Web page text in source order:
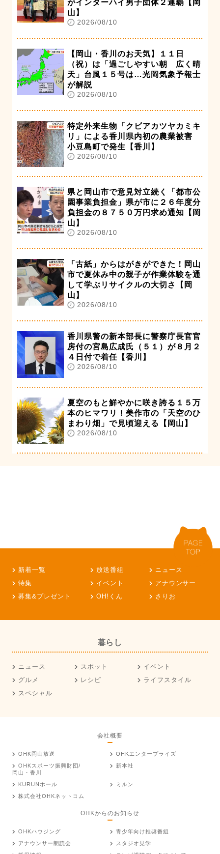
がインターハイ男子団体２連覇【岡
山】
2026/08/10
【岡山・香川のお天気】１１日
（祝）は「過ごしやすい朝 広く晴
天」台風１５号は…光岡気象予報士
が解説
2026/08/10
特定外来生物「クビアカツヤカミキ
リ」による香川県内初の農業被害
小豆島町で発生【香川】
2026/08/10
県と岡山市で意見対立続く「都市公
園事業負担金」県が市に２６年度分
負担金の８７５０万円求め通知【岡
山】
2026/08/10
「古紙」からはがきができた！岡山
市で夏休み中の親子が作業体験を通
して学ぶリサイクルの大切さ【岡
山】
2026/08/10
香川県警の新本部長に警察庁長官官
房付の宮島広成氏（５１）が８月２
４日付で着任【香川】
2026/08/10
夏空のもと鮮やかに咲き誇る１５万
本のヒマワリ！美作市の「天空のひ
まわり畑」で見頃迎える【岡山】
2026/08/10
新着一覧 放送番組
ニュース
特集
イベント
アナウンサー
募集&プレゼント
OH!くん さりお
暮らし
ニュース スポット
イベント
グルメ
レシピ
ライフスタイル
スペシャル
会社概要
OHK岡山放送
OHKエンタープライズ
OHKスポーツ振興財団/
岡山・香川
新本社
KURUNホール
ミルン
株式会社OHKネットコム
OHKからのお知らせ
OHKハウジング
青少年向け推奨番組
アナウンサー朗読会
スタジオ見学